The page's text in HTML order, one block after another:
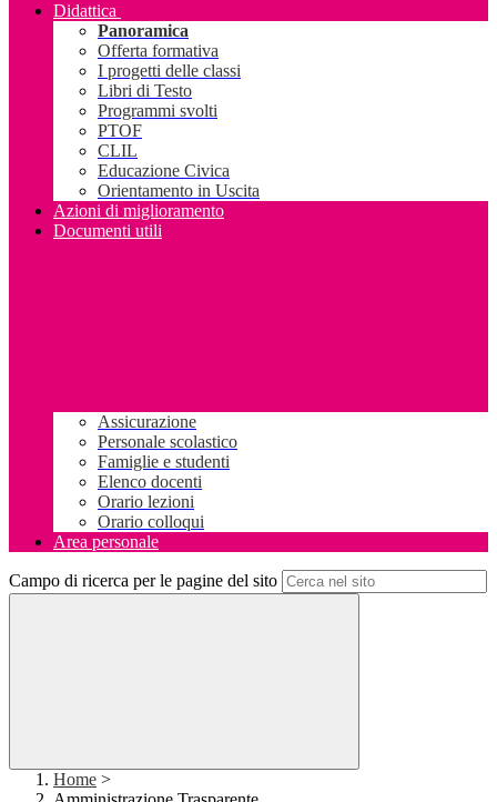
Didattica
Panoramica
Offerta formativa
I progetti delle classi
Libri di Testo
Programmi svolti
PTOF
CLIL
Educazione Civica
Orientamento in Uscita
Azioni di miglioramento
Documenti utili
Assicurazione
Personale scolastico
Famiglie e studenti
Elenco docenti
Orario lezioni
Orario colloqui
Area personale
Campo di ricerca per le pagine del sito
Home >